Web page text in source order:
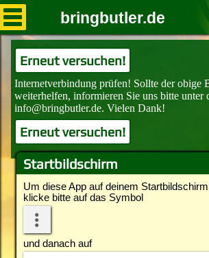
Startbildschirm
Um diese App auf deinem
klicke bitte auf das Symbol
und danach auf
bringbutler.de
Erneut versuchen!
Erneut versuchen!